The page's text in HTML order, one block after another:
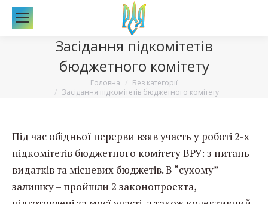
Засідання підкомітетів
бюджетного комітету
Головна
Без категорії
Засідання підкомітетів бюджетного комітету
Під час обідньої перерви взяв участь у роботі 2-х
підкомітетів бюджетного комітету ВРУ: з питань
видатків та місцевих бюджетів. В “сухому”
залишку – пройшли 2 законопроекта,